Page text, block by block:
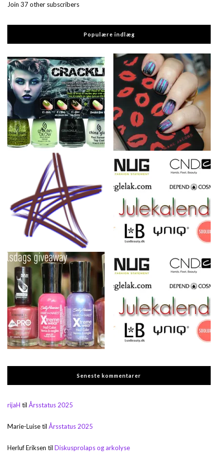
Join 37 other subscribers
Populære indlæg
Seneste kommentarer
rijaH til Årsstatus 2025
Marie-Luisetil Årsstatus 2025
Herluf Eriksen til Diskusprolaps og arkolyse